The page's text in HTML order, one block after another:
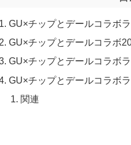
GU×チップとデールコラボ
GU×チップとデールコラボ
GU×チップとデールコラボ
GU×チップとデールコラボ
関連